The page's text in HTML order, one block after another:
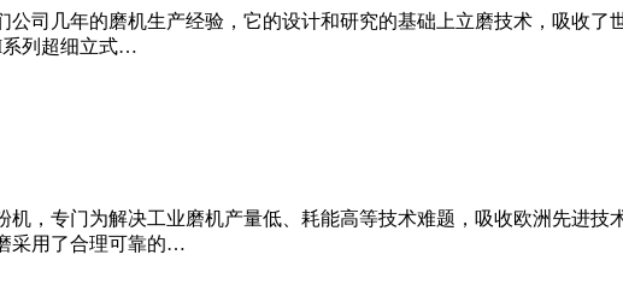
公司几年的磨机生产经验，它的设计和研究的基础上立磨技术，吸收
系列超细立式…
机，专门为解决工业磨机产量低、耗能高等技术难题，吸收欧洲先进
采用了合理可靠的…